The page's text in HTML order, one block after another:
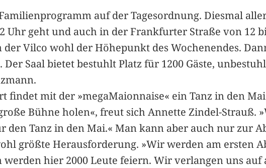
auf der Tagesordnung. Diesmal
Uhr geht und auch in der Frankfurter Straße von 12
der Vilco wohl der Höhepunkt des Wochenendes.
Saal bietet bestuhlt Platz für 1200 Gäste,
findet mit der »megaMaionnaise« ein Tanz in den
Bühne holen«, freut sich Annette Zindel-Strauß.
den Tanz in den Mai.« Man kann aber auch nur zur
größte Herausforderung. »Wir werden am ersten
hier 2000 Leute feiern. Wir verlangen uns auf